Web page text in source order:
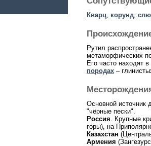
Кварц корунд
Рутил
метаморфических
Его часто находят
породах –
Основной источник
"чёрные пески".
Россия . Крупные
горы), на
Казахстан
Армения